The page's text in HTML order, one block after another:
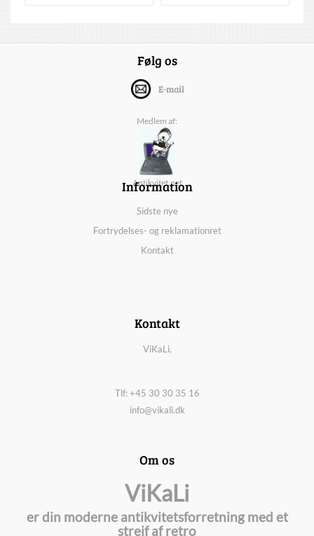
Følg os
E-mail
Medlem af:
Antikvitet.net
Information
Sidste nye
Fortrydelses- og reklamationret
Kontakt
Kontakt
ViKaLi,
Tlf: +45 30 30 35 16
info@vikali.dk
Om os
ViKaLi
er din moderne antikvitetsforretning med et
strejf af retro